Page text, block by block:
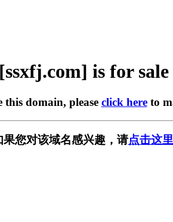
[ssxfj.com] is for sale
domain, please click hereto
您对该域名感兴趣，请点击这里